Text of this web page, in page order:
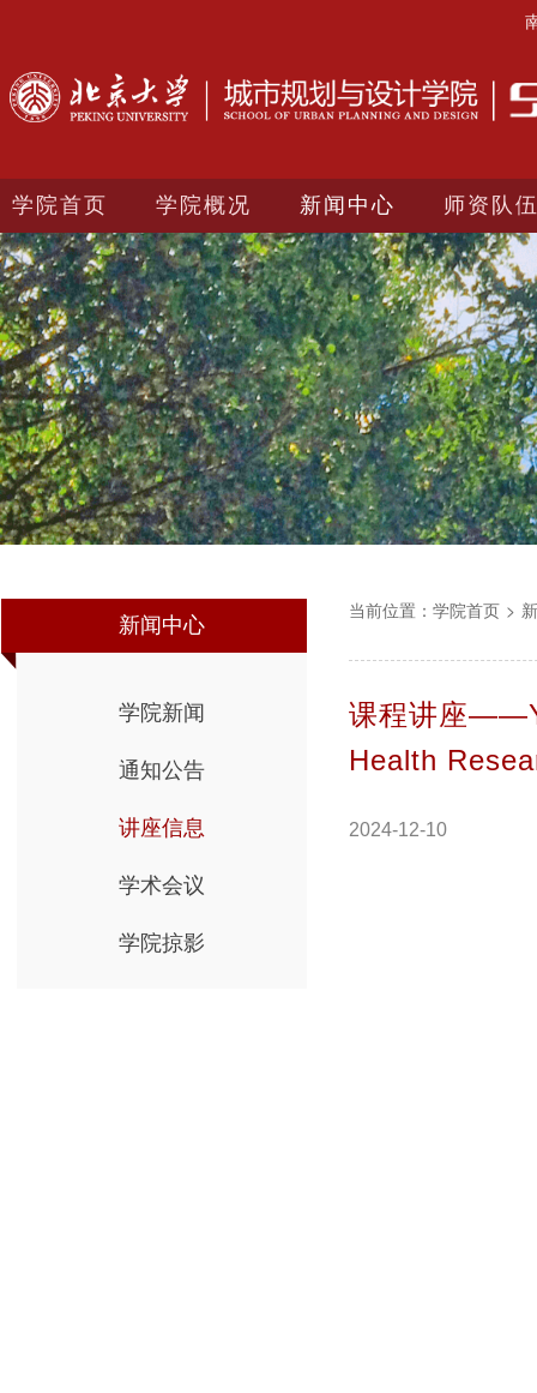
学院首页 学院概况 新闻中心 师资队
新闻中心
学院新闻
通知公告
讲座信息
学术会议
学院掠影
当前位置： 学院首页 >
课程讲座
Health
2024-12-10